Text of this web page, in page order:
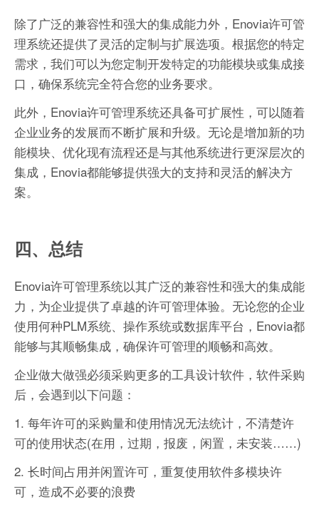
除了广泛的兼容性和强大的集成能力外，Enovia许可管
理系统还提供了灵活的定制与扩展选项。根据您的特定
需求，我们可以为您定制开发特定的功能模块或集成接
口，确保系统完全符合您的业务要求。
此外，Enovia许可管理系统还具备可扩展性，可以随着
企业业务的发展而不断扩展和升级。无论是增加新的功
能模块、优化现有流程还是与其他系统进行更深层次的
集成，Enovia都能够提供强大的支持和灵活的解决方
案。
四、总结
Enovia许可管理系统以其广泛的兼容性和强大的集成能
力，为企业提供了卓越的许可管理体验。无论您的企业
使用何种PLM系统、操作系统或数据库平台，Enovia都
能够与其顺畅集成，确保许可管理的顺畅和高效。
企业做大做强必须采购更多的工具设计软件，软件采购
后，会遇到以下问题：
1. 每年许可的采购量和使用情况无法统计，不清楚许
可的使用状态(在用，过期，报废，闲置，未安装……)
2. 长时间占用并闲置许可，重复使用软件多模块许
可，造成不必要的浪费